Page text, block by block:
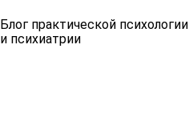
Блог практической психологии
и психиатрии